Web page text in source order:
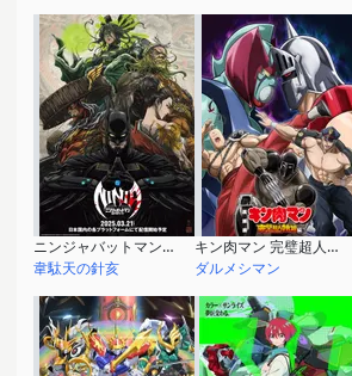
ニンジャバットマン対ヤクザリーグ
韋駄天の針亥
キン肉マン 完璧超人始祖編 Season 2
ダルメシマン